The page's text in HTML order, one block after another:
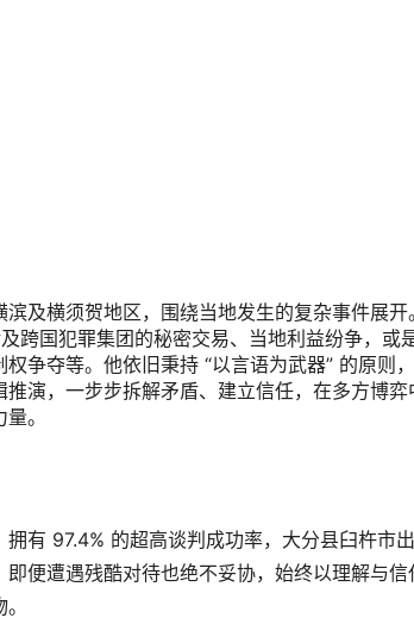
及横须贺地区，围绕当地发生的复杂事件展
国犯罪集团的秘密交易、当地利益纷争，或
争夺等。他依旧秉持 “以言语为武器” 的原则
演，一步步拆解矛盾、建立信任，在多方博
。
有 97.4% 的超高谈判成功率，大分县臼杵市
便遭遇残酷对待也绝不妥协，始终以理解与